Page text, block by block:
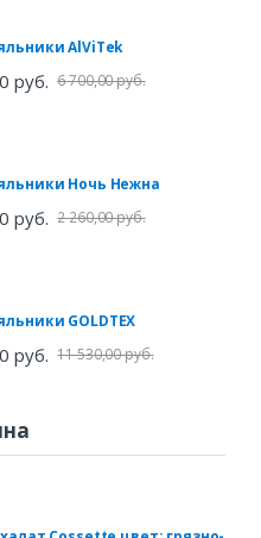
AlViTek
руб. 6 700,00 руб.
Ночь Нежна
руб. 2 260,00 руб.
GOLDTEX
руб. 11 530,00 руб.